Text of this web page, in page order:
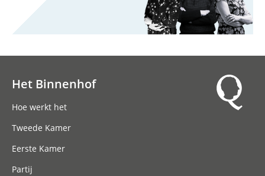
Het Binnenhof
Hoe werkt het
Tweede Kamer
Eerste Kamer
Partij